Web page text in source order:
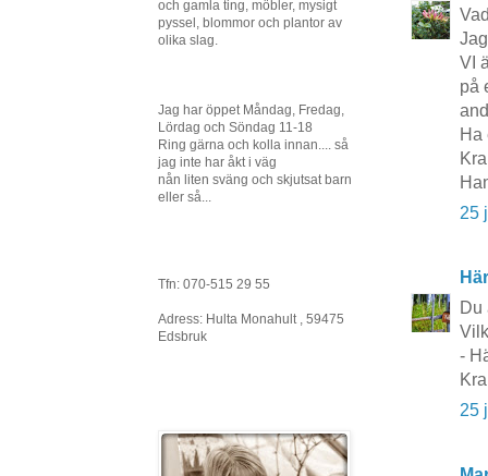
VI
på
Ha
25
Du
-
25
och gamla ting, möbler, mysigt
pyssel, blommor och plantor av
olika slag.
Jag har öppet Måndag, Fredag,
Lördag och Söndag 11-18
Ring gärna och kolla innan.... så
jag inte har åkt i väg
nån liten sväng och skjutsat barn
eller så...
Tfn: 070-515 29 55
Adress: Hulta Monahult , 59475
Edsbruk